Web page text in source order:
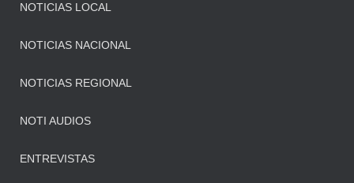
NOTICIAS LOCAL
NOTICIAS NACIONAL
NOTICIAS REGIONAL
NOTI AUDIOS
ENTREVISTAS